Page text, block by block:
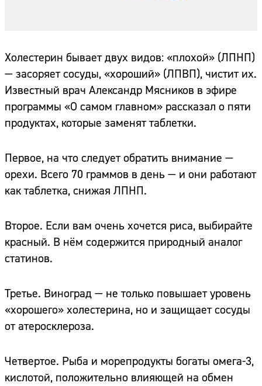
Холестерин бывает двух видов: «плохой» (ЛПНП)
— засоряет сосуды, «хороший» (ЛПВП), чистит их.
Известный врач Александр Мясников в эфире
программы «О самом главном» рассказал о пяти
продуктах, которые заменят таблетки.
Первое, на что следует обратить внимание —
орехи. Всего 70 граммов в день — и они работают
как таблетка, снижая ЛПНП.
Второе. Если вам очень хочется риса, выбирайте
красный. В нём содержится природный аналог
статинов.
Третье. Виноград — не только повышает уровень
«хорошего» холестерина, но и защищает сосуды
от атеросклероза.
Четвертое. Рыба и морепродукты богаты омега-3,
кислотой, положительно влияющей на обмен